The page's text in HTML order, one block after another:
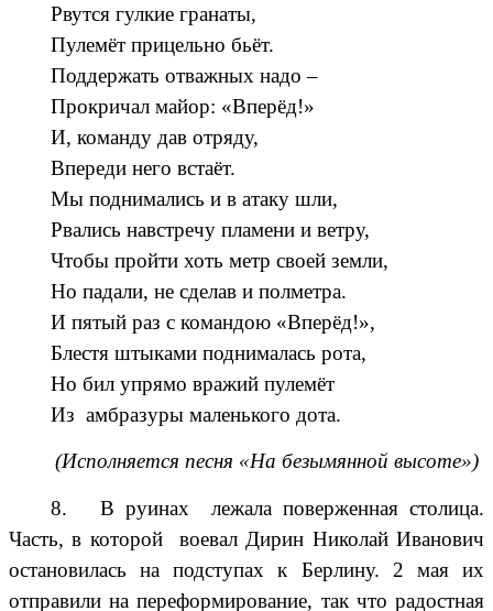
Рвутся гулкие гранаты,
Пулемёт прицельно бьёт.
Поддержать отважных надо –
Прокричал майор: «Вперёд!»
И, команду дав отряду,
Впереди него встаёт.
Мы поднимались и в атаку шли,
Рвались навстречу пламени и ветру,
Чтобы пройти хоть метр своей земли,
Но падали, не сделав и полметра.
И пятый раз с командою «Вперёд!»,
Блестя штыками поднималась рота,
Но бил упрямо вражий пулемёт
Из амбразуры маленького дота.
(Исполняется песня «На безымянной высоте»)
8. В руинах лежала поверженная столица.
Часть, в которой воевал Дирин Николай Иванович
остановилась на подступах к Берлину. 2 мая их
отправили на переформирование, так что радостная